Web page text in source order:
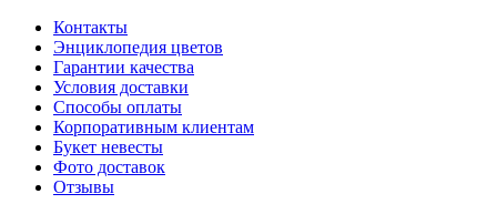
Контакты
Энциклопедия цветов
Гарантии качества
Условия доставки
Способы оплаты
Корпоративным клиентам
Букет невесты
Фото доставок
Отзывы